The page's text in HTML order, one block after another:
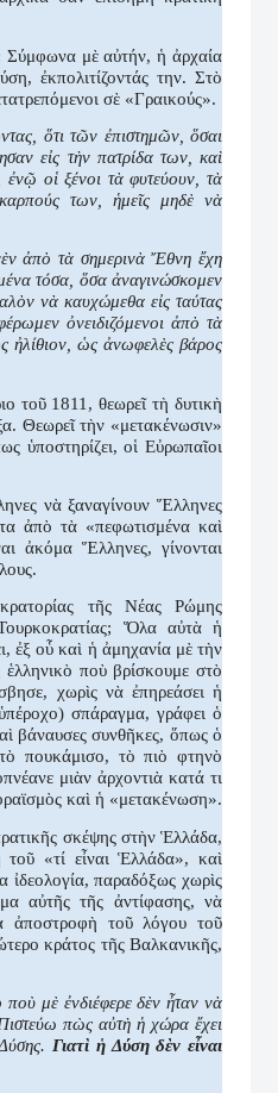
Σύμφωνα μὲ αὐτήν, ἡ ἀρχαία
ἐκπολιτίζοντάς την. Στὸ
σὲ «Γραικούς».
ὅτι τῶν ἐπιστημῶν, ὅσαι
εἰς τὴν πατρίδα των, καὶ
ἐνῷ οἱ ξένοι τὰ φυτεύουν, τὰ
των, ἡμεῖς μηδὲ νὰ
ἀπὸ τὰ σημερινὰ Ἔθνη ἔχη
τόσα, ὅσα ἀναγινώσκομεν
νὰ καυχώμεθα εἰς ταύτας
ὀνειδιζόμενοι ἀπὸ τὰ
ἠλίθιον, ὡς ἀνωφελὲς βάρος
τοῦ 1811, θεωρεῖ τὴ δυτικὴ
Θεωρεῖ τὴν «μετακένωσιν»
ὑποστηρίζει, οἱ Εὐρωπαῖοι
νὰ ξαναγίνουν Ἕλληνες
ἀπὸ τὰ «πεφωτισμένα καὶ
ἀκόμα Ἕλληνες, γίνονται
τῆς Νέας Ρώμης
Ὅλα αὐτὰ ἡ
ἐξ οὗ καὶ ἡ ἀμηχανία μὲ τὴν
ἑλληνικὸ ποὺ βρίσκουμε στὸ
χωρὶς νὰ ἐπηρεάσει ἡ
σπάραγμα, γράφει ὁ
βάναυσες συνθῆκες, ὅπως ὁ
πουκάμισο, τὸ πιὸ φτηνὸ
μιὰν ἀρχοντιὰ κατά τι
καὶ ἡ «μετακένωση».
σκέψης στὴν Ἑλλάδα,
τοῦ «τί εἶναι Ἑλλάδα», καὶ
ἰδεολογία, παραδόξως χωρὶς
αὐτῆς τῆς ἀντίφασης, νὰ
ἀποστροφὴ τοῦ λόγου τοῦ
κράτος τῆς Βαλκανικῆς,
μὲ ἐνδιέφερε δὲν ἦταν νὰ
πὼς αὐτὴ ἡ χώρα ἔχει
Γιατὶ ἡ Δύση δὲν εἶναι